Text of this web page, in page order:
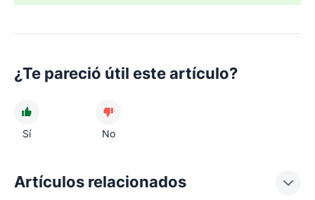
¿Te pareció útil este artículo?
Sí No
Artículos relacionados